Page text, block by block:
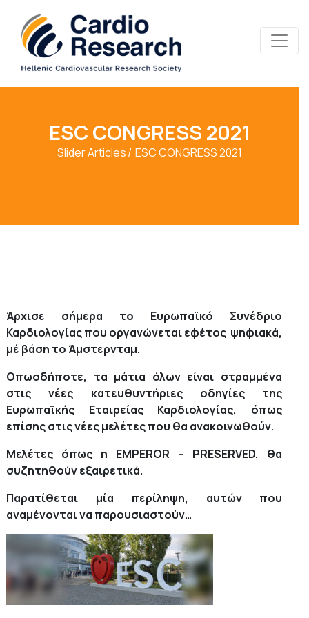
ESC CONGRESS 2021
Slider Articles ESC CONGRESS 2021
Άρχισε σήμερα το Ευρωπαϊκό Συνέδριο
Καρδιολογίας που οργανώνεται εφέτος ψηφιακά,
μέ βάση το Άμστερνταμ.
Οπωσδήποτε, τα μάτια όλων είναι στραμμένα
στις νέες κατευθυντήριες οδηγίες της
Ευρωπαϊκής Εταιρείας Καρδιολογίας, όπως
επίσης στις νέες μελέτες που θα ανακοινωθούν.
Μελέτες όπως η EMPEROR – PRESERVED, θα
συζητηθούν εξαιρετικά.
Παρατίθεται μία περίληψη, αυτών που
αναμένονται να παρουσιαστούν…